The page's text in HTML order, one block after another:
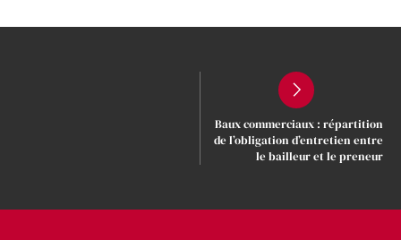
Baux commerciaux : répartition
de l’obligation d’entretien entre
le bailleur et le preneur